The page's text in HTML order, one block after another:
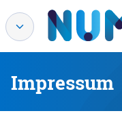
Impressum